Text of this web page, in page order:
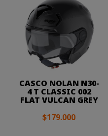
CASCO NOLAN N30-
4 T CLASSIC 002
FLAT VULCAN GREY
$179.000